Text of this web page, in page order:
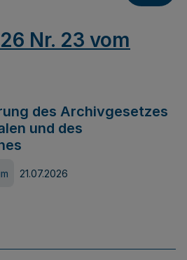
Nr. 23 vom
des Archivgesetzes
und des
21.07.2026